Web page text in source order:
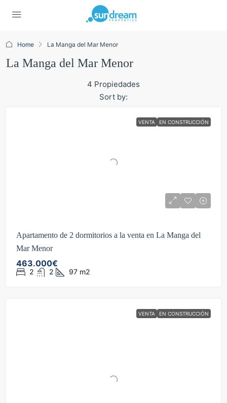
Home La Manga del Mar Menor
La Manga del Mar Menor
4 Propiedades
Sort by:
VENTA EN CONSTRUCCIÓN
Apartamento de 2 dormitorios a la venta en La Manga del
Mar Menor
463.000€
2 2 97 m2
VENTA EN CONSTRUCCIÓN